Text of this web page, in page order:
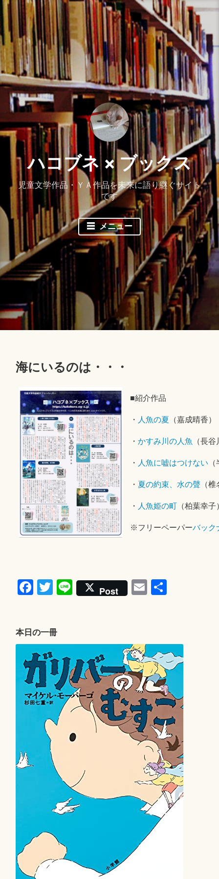
コ
ン
テ
ン
ツ
へ
ス
ッ
ハコブネ × ブックス
児童文学作品・ＹＡ作品を未来に語り継ぐサイト
です
メニュー
海にいるのは・・・
■紹介作品
・ 人魚の夏 （嘉成晴香）
・かすみ川の人魚 （長
・ 人魚に嘘はつけない
・ 夏の約束、水の聲 （
・ 人魚姫の町 （柏葉幸子
※フリーペーパーバック
Fa
ok
T
r
Li
ne
Post E 共
本日の一冊